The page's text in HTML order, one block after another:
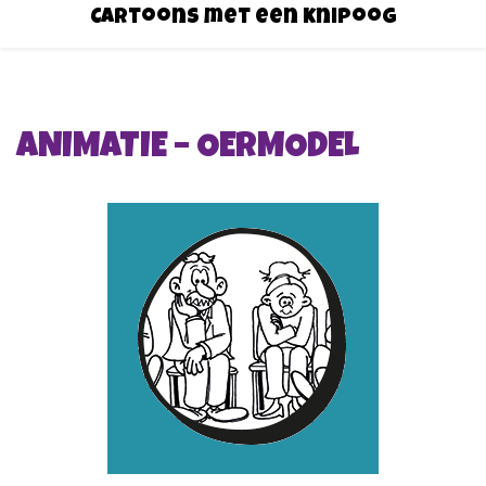
Cartoons met een knipoog
ANIMATIE – OERMODEL